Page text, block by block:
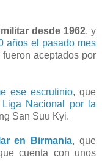
desde 1962, y
años el pasado mes
aceptados por
ese escrutinio, que
Liga Nacional por la
San Suu Kyi.
en Birmania, que
cuenta con unos